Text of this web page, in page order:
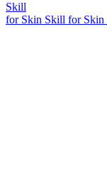
Skill
for Skin Skill for Skin